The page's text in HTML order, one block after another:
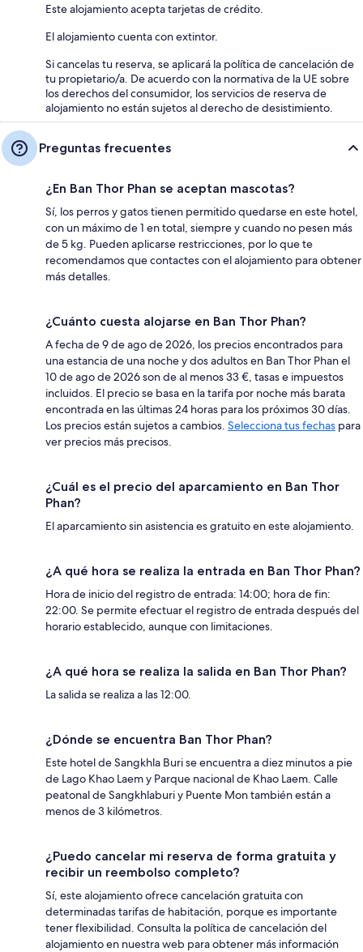
Este alojamiento acepta tarjetas de crédito.
El alojamiento cuenta con extintor.
Si cancelas tu reserva, se aplicará la política de cancelación de
tu propietario/a. De acuerdo con la normativa de la UE sobre
los derechos del consumidor, los servicios de reserva de
alojamiento no están sujetos al derecho de desistimiento.
Preguntas frecuentes
¿En Ban Thor Phan se aceptan mascotas?
Sí, los perros y gatos tienen permitido quedarse en este hotel,
con un máximo de 1 en total, siempre y cuando no pesen más
de 5 kg. Pueden aplicarse restricciones, por lo que te
recomendamos que contactes con el alojamiento para obtener
más detalles.
¿Cuánto cuesta alojarse en Ban Thor Phan?
A fecha de 9 de ago de 2026, los precios encontrados para
una estancia de una noche y dos adultos en Ban Thor Phan el
10 de ago de 2026 son de al menos 33 €, tasas e impuestos
incluidos. El precio se basa en la tarifa por noche más barata
encontrada en las últimas 24 horas para los próximos 30 días.
Los precios están sujetos a cambios. Selecciona tus fechas para
ver precios más precisos.
¿Cuál es el precio del aparcamiento en Ban Thor
Phan?
El aparcamiento sin asistencia es gratuito en este alojamiento.
¿A qué hora se realiza la entrada en Ban Thor Phan?
Hora de inicio del registro de entrada: 14:00; hora de fin:
22:00. Se permite efectuar el registro de entrada después del
horario establecido, aunque con limitaciones.
¿A qué hora se realiza la salida en Ban Thor Phan?
La salida se realiza a las 12:00.
¿Dónde se encuentra Ban Thor Phan?
Este hotel de Sangkhla Buri se encuentra a diez minutos a pie
de Lago Khao Laem y Parque nacional de Khao Laem. Calle
peatonal de Sangkhlaburi y Puente Mon también están a
menos de 3 kilómetros.
¿Puedo cancelar mi reserva de forma gratuita y
recibir un reembolso completo?
Sí, este alojamiento ofrece cancelación gratuita con
determinadas tarifas de habitación, porque es importante
tener flexibilidad. Consulta la política de cancelación del
alojamiento en nuestra web para obtener más información